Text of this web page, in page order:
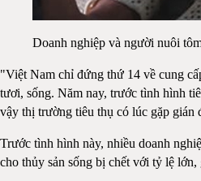
Doanh nghiệp và người nuôi
"Việt Nam chỉ đứng thứ 14 về cung
tươi, sống. Năm nay, trước tình hình
vậy thị trường tiêu thụ có lúc gặp gián
Trước tình hình này, nhiều doanh
cho thủy sản sống bị chết với tỷ lệ